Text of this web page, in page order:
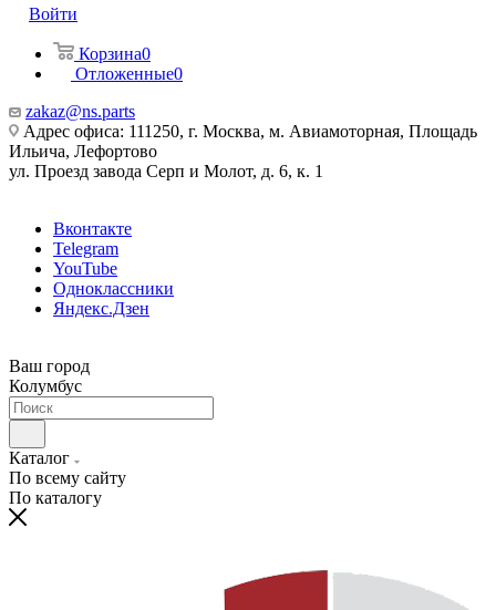
Войти
Корзина0
Отложенные0
zakaz@ns.parts
Адрес офиса: 111250, г. Москва, м. Авиамоторная, Площадь
Ильича, Лефортово
ул. Проезд завода Серп и Молот, д. 6, к. 1
Вконтакте
Telegram
YouTube
Одноклассники
Яндекс.Дзен
Ваш город
Колумбус
Каталог
По всему сайту
По каталогу